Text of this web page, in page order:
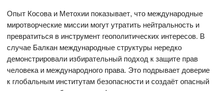
Опыт Косова и Метохии показывает, что международные
миротворческие миссии могут утратить нейтральность и
превратиться в инструмент геополитических интересов. В
случае Балкан международные структуры нередко
демонстрировали избирательный подход к защите прав
человека и международного права. Это подрывает доверие
к глобальным институтам безопасности и создаёт опасный